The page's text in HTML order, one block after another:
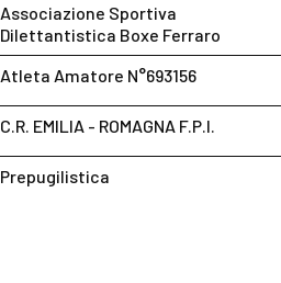
Associazione Sportiva
Dilettantistica Boxe Ferraro
Atleta Amatore N°693156
C.R. EMILIA - ROMAGNA F.P.I.
Prepugilistica